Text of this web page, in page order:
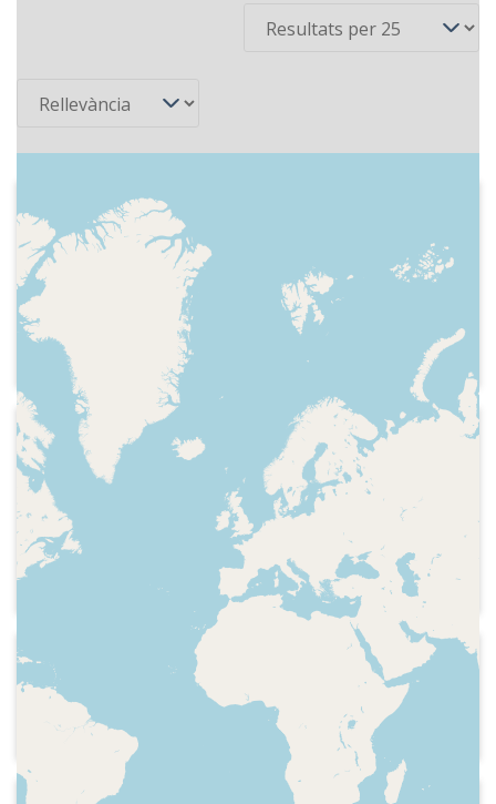
2017-04-23
Catalunya Ràdio - El suplement
Programa especial del Dia de Sant Jordi.
Conversa amb els músics Alguer Miquel
i Lluís Gavaldà, que han publicat un
llibre, i els escriptors Màrius Serra,
Pilar Rahola, Xavier Theros i David
Cirici. El conte de Catalunya Ràdio per
Alguer Miquel. "El satèl·lit"
2026-04-09
Catalunya Ràdio - Catalunya al dia
Careta del programa, presentació del
programa fet des de Reus i dedicat a
l'arquitecte Antoni Gaudí. Presentació
del cotxe Kupra Raval. Mobilitat de la
població a les ciutats catalanes. Sector
de la fruita. Rebuig del sindicat
d'educació USTEC als acords arribats
per altres sindicats. El trànsit, el temps,
els esports, equip del programa i
indicatiu. Reportatge fet al Gaudí
Centre de Reus i a la foneria on s'està
fent una escultura de l'arquitecte. Amb
2004-11-09
Catalunya Ràdio - Teva, meva
Promoció del programa